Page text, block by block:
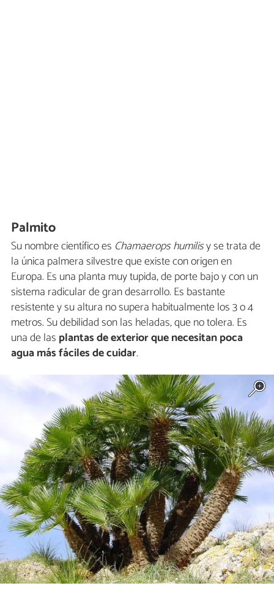
Palmito
Su nombre científico es Chamaerops humilisy se trata de
la única palmera silvestre que existe con origen en
Europa. Es una planta muy tupida, de porte bajo y con un
sistema radicular de gran desarrollo. Es bastante
resistente y su altura no supera habitualmente los 3 o 4
metros. Su debilidad son las heladas, que no tolera. Es
una de las plantas de exterior que necesitan poca
agua más fáciles de cuidar.